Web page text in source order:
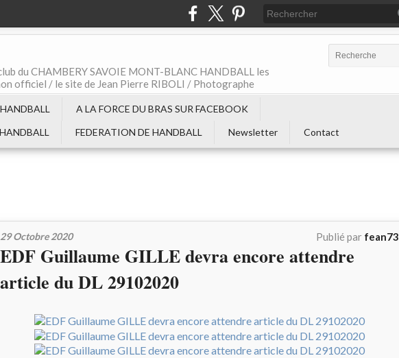
du CHAMBERY SAVOIE MONT-BLANC HANDBALL les
officiel / le site de Jean Pierre RIBOLI / Photographe
A LA FORCE DU BRAS SUR FACEBOOK
FEDERATION DE HANDBALL Newsletter Contact
29 Octobre 2020 Publié par fean73
EDF Guillaume GILLE devra encore attendre
article du DL 29102020